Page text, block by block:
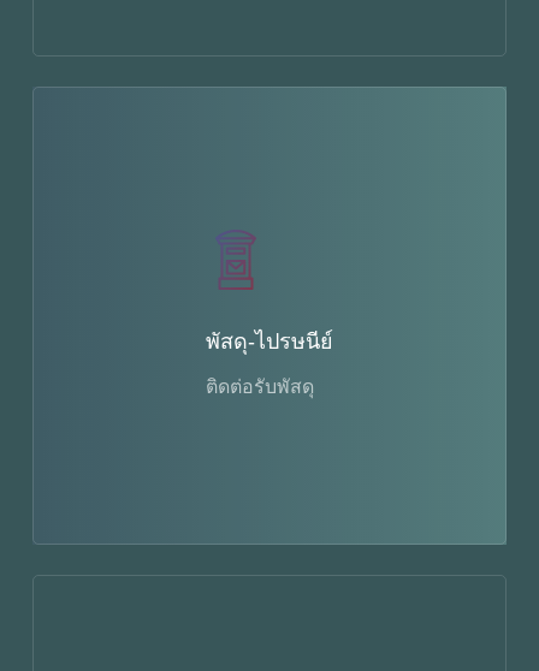
พัสดุ-ไปรษนีย์
ติดต่อรับพัสดุ